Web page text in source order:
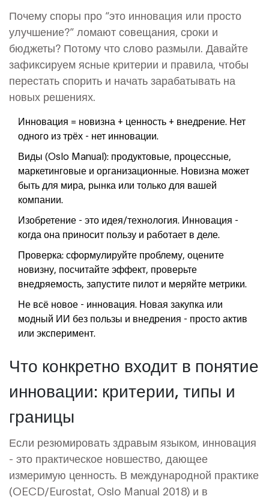
Почему споры про “это инновация или просто
улучшение?” ломают совещания, сроки и
бюджеты? Потому что слово размыли. Давайте
зафиксируем ясные критерии и правила, чтобы
перестать спорить и начать зарабатывать на
новых решениях.
Инновация = новизна + ценность + внедрение. Нет
одного из трёх - нет инновации.
Виды (Oslo Manual): продуктовые, процессные,
маркетинговые и организационные. Новизна может
быть для мира, рынка или только для вашей
компании.
Изобретение - это идея/технология. Инновация -
когда она приносит пользу и работает в деле.
Проверка: сформулируйте проблему, оцените
новизну, посчитайте эффект, проверьте
внедряемость, запустите пилот и меряйте метрики.
Не всё новое - инновация. Новая закупка или
модный ИИ без пользы и внедрения - просто актив
или эксперимент.
Что конкретно входит в понятие
инновации: критерии, типы и
границы
Если резюмировать здравым языком, инновация
- это практическое новшество, дающее
измеримую ценность. В международной практике
(OECD/Eurostat, Oslo Manual 2018) и в